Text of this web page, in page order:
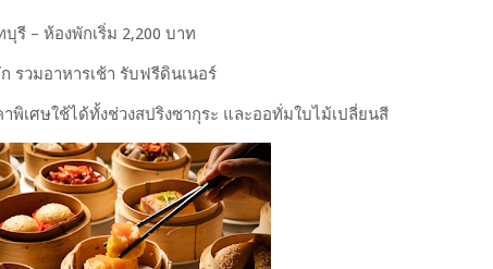
รี – ห้องพักเริ่ม 2,200 บาท
รวมอาหารเช้า รับฟรีดินเนอร์
พิเศษใช้ได้ทั้งช่วงสปริงซากุระ และออทั่มใบไม้เปลี่ยนสี